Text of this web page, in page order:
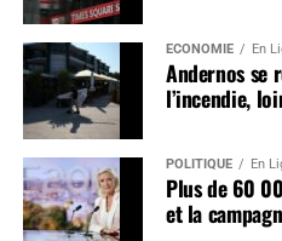
ÉCONOMIE En
Andernos se
l’incendie,
POLITIQUE En
Plus de 60
et la